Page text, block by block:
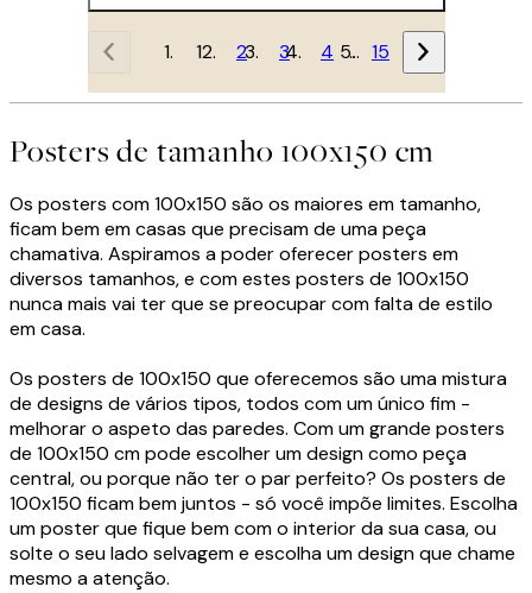
1 2 3 4 … 15
Posters de tamanho 100x150 cm
Os posters com 100x150 são os maiores em tamanho,
ficam bem em casas que precisam de uma peça
chamativa. Aspiramos a poder oferecer posters em
diversos tamanhos, e com estes posters de 100x150
nunca mais vai ter que se preocupar com falta de estilo
em casa.
Os posters de 100x150 que oferecemos são uma mistura
de designs de vários tipos, todos com um único fim -
melhorar o aspeto das paredes. Com um grande posters
de 100x150 cm pode escolher um design como peça
central, ou porque não ter o par perfeito? Os posters de
100x150 ficam bem juntos - só você impõe limites. Escolha
um poster que fique bem com o interior da sua casa, ou
solte o seu lado selvagem e escolha um design que chame
mesmo a atenção.